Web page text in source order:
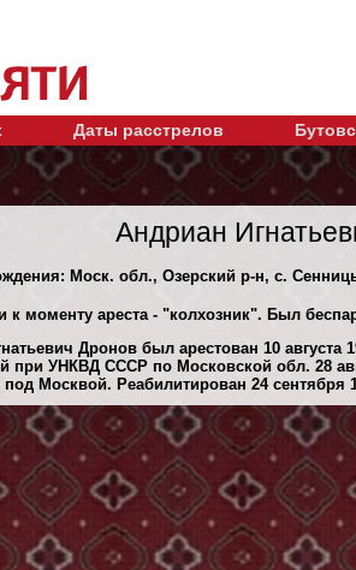
Даты расстрелов
Андриан
Моск. обл., Озерский р-н, с.
к моменту ареста - "колхозник". Был
Дронов был арестован 10 августа
при УНКВД СССР по Московской обл. 28
Москвой. Реабилитирован 24 сентября